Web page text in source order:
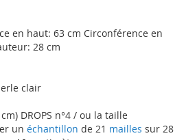
en haut: 63 cm Circonférence en
28 cm
clair
cm) DROPS n°4 / ou la taille
un échantillon de 21 mailles sur 28